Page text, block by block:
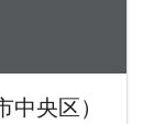
央区）